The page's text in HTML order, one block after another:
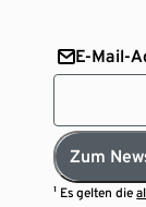
E-Mail-
Zum
¹ Es gelten die